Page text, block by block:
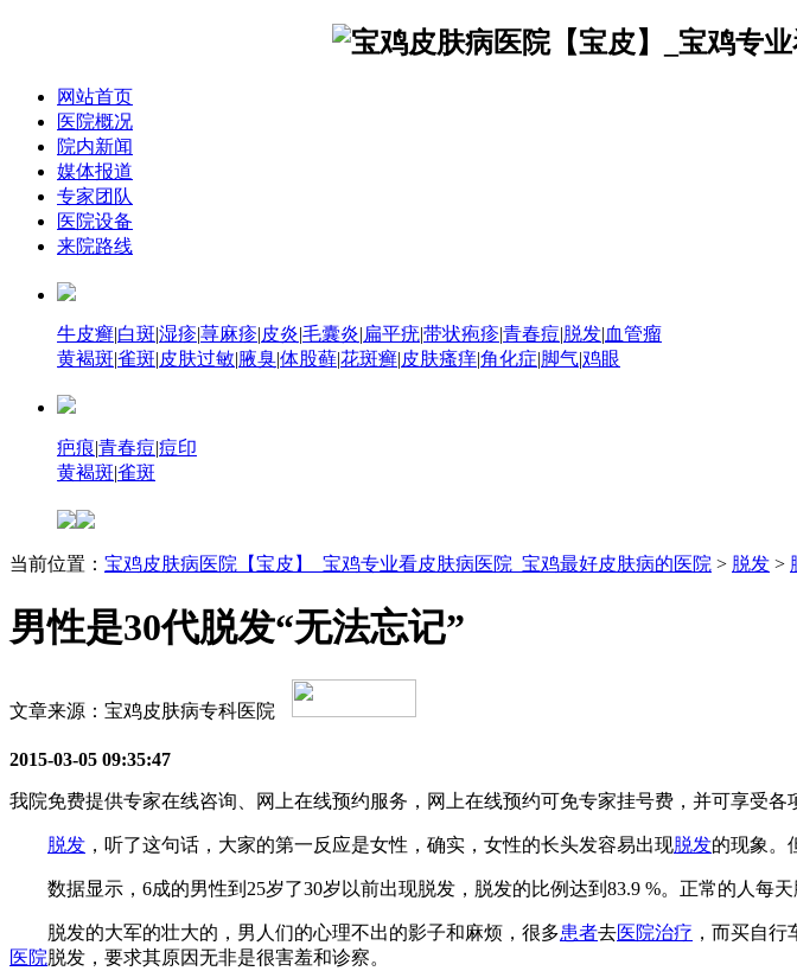
网站首页
医院概况
院内新闻
媒体报道
专家团队
医院设备
来院路线
牛皮癣|白斑|湿疹|荨麻疹|皮炎|毛囊炎|扁平疣|带状疱疹|青春痘|脱发|血管瘤
黄褐斑|雀斑|皮肤过敏|腋臭|体股藓|花斑癣|皮肤瘙痒|角化症|脚气|鸡眼
疤痕|青春痘|痘印
黄褐斑|雀斑
当前位置： 宝鸡皮肤病医院【宝皮】_宝鸡专业看皮肤病医院_宝鸡最好皮肤病的医院 > 脱发 >
男性是30代脱发“无法忘记”
文章来源：宝鸡皮肤病专科医院
2015-03-05 09:35:47
我院免费提供专家在线咨询、网上在线预约服务，网上在线预约可免专家挂号费，并可享受各
脱发 ，听了这句话，大家的第一反应是女性，确实，女性的长头发容易出现脱发的现象。
数据显示，6成的男性到25岁了30岁以前出现脱发，脱发的比例达到83.9 %。正常的人每天
脱发的大军的壮大的，男人们的心理不出的影子和麻烦，很多患者去医院治疗 ，而买自
医院脱发，要求其原因无非是很害羞和诊察。